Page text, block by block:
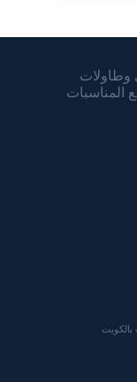
وطاولات
المناسبات
بالكويت